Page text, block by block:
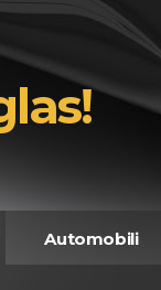
Automobili